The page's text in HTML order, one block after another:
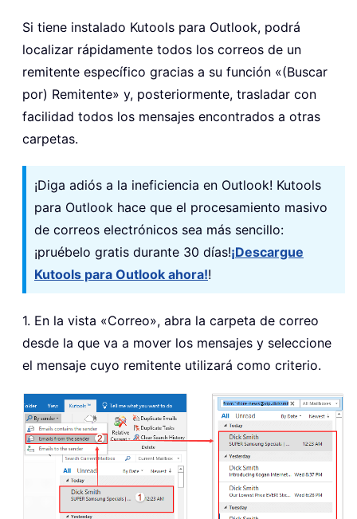
Si tiene instalado Kutools para Outlook, podrá
localizar rápidamente todos los correos de un
remitente específico gracias a su función «(Buscar
por) Remitente» y, posteriormente, trasladar con
facilidad todos los mensajes encontrados a otras
carpetas.
¡Diga adiós a la ineficiencia en Outlook! Kutools
para Outlook hace que el procesamiento masivo
de correos electrónicos sea más sencillo:
¡pruébelo gratis durante 30 días!¡Descargue
Kutools para Outlook ahora!!
1. En la vista «Correo», abra la carpeta de correo
desde la que va a mover los mensajes y seleccione
el mensaje cuyo remitente utilizará como criterio.